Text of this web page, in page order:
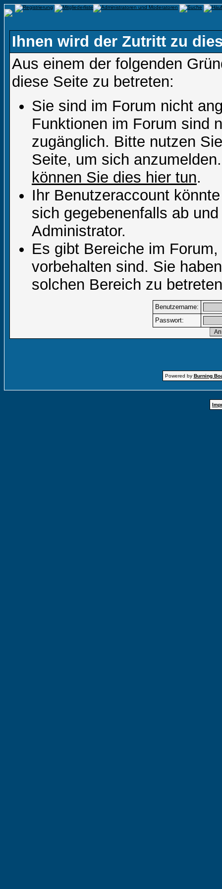
Ihnen wird der Zutritt zu
Aus einem der folgenden
diese Seite zu betreten:
Sie sind im Forum nicht
Funktionen im Forum sind
zugänglich. Bitte nutzen
Seite, um sich
können Sie dies hier tun.
Ihr Benutzeraccount
sich gegebenenfalls ab
Administrator.
Es gibt Bereiche im
vorbehalten sind. Sie
solchen Bereich zu
Benutzername:
Passwort:
Powered by Burning